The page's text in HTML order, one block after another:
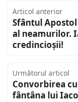
Articol anterior
Sfântul
al neamurilor.
credincioșii!
Următorul articol
Convorbirea
fântâna lui